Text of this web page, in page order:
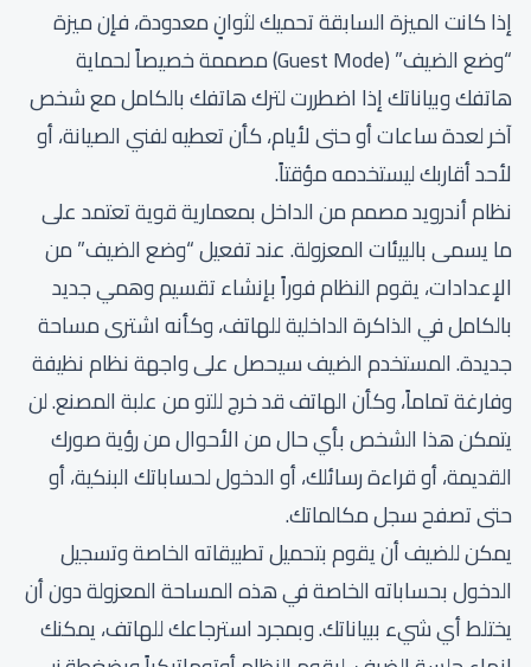
إذا كانت الميزة السابقة تحميك لثوانٍ معدودة، فإن ميزة
“وضع الضيف” (Guest Mode) مصممة خصيصاً لحماية
هاتفك وبياناتك إذا اضطررت لترك هاتفك بالكامل مع شخص
آخر لعدة ساعات أو حتى لأيام، كأن تعطيه لفني الصيانة، أو
لأحد أقاربك ليستخدمه مؤقتاً.
نظام أندرويد مصمم من الداخل بمعمارية قوية تعتمد على
ما يسمى بالبيئات المعزولة. عند تفعيل “وضع الضيف” من
الإعدادات، يقوم النظام فوراً بإنشاء تقسيم وهمي جديد
بالكامل في الذاكرة الداخلية للهاتف، وكأنه اشترى مساحة
جديدة. المستخدم الضيف سيحصل على واجهة نظام نظيفة
وفارغة تماماً، وكأن الهاتف قد خرج للتو من علبة المصنع. لن
يتمكن هذا الشخص بأي حال من الأحوال من رؤية صورك
القديمة، أو قراءة رسائلك، أو الدخول لحساباتك البنكية، أو
حتى تصفح سجل مكالماتك.
يمكن للضيف أن يقوم بتحميل تطبيقاته الخاصة وتسجيل
الدخول بحساباته الخاصة في هذه المساحة المعزولة دون أن
يختلط أي شيء ببياناتك. وبمجرد استرجاعك للهاتف، يمكنك